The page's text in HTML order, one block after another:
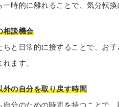
一時的に離れることで、気分転
相談機会
ちと日常的に接することで、お
ます。
外の自分を取り戻す時間
自分のための時間を持つことで